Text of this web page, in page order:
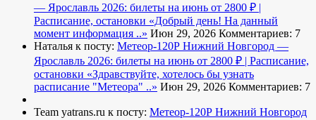
— Ярославль 2026: билеты на июнь от 2800 ₽ |
Расписание, остановки «Добрый день! На данный
момент информация ..» Июн 29, 2026 Комментариев: 7
Наталья к посту: Метеор-120Р Нижний Новгород —
Ярославль 2026: билеты на июнь от 2800 ₽ | Расписание,
остановки «Здравствуйте, хотелось бы узнать
расписание "Метеора" ..» Июн 29, 2026 Комментариев: 7
Team yatrans.ru к посту: Метеор-120Р Нижний Новгород